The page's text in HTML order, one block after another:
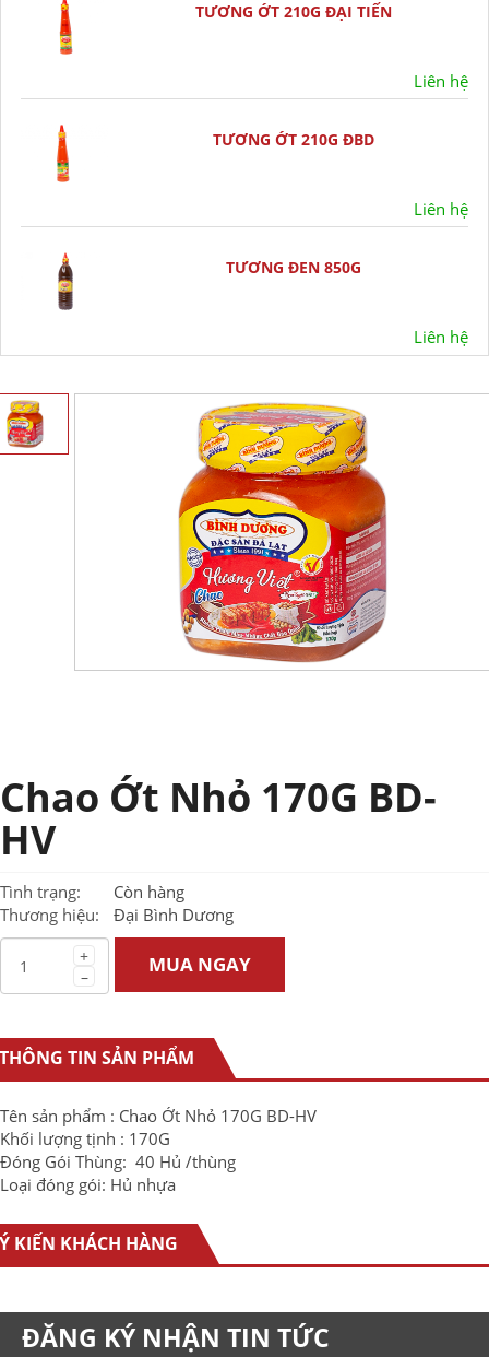
TƯƠNG ỚT 210G ĐẠI TIẾN
Liên hệ
TƯƠNG ỚT 210G ĐBD
Liên hệ
TƯƠNG ĐEN 850G
Liên hệ
Chao Ớt Nhỏ 170G BD-
HV
Tình trạng:
Còn hàng
Thương hiệu:
Đại Bình Dương
+
–
MUA NGAY
THÔNG TIN SẢN PHẨM
Tên sản phẩm : Chao Ớt Nhỏ 170G BD-HV
Khối lượng tịnh : 170G
Đóng Gói Thùng: 40 Hủ /thùng
Loại đóng gói: Hủ nhựa
Ý KIẾN KHÁCH HÀNG
ĐĂNG KÝ NHẬN TIN TỨC